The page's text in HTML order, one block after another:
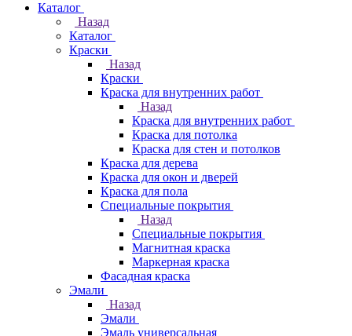
Каталог
Назад
Каталог
Краски
Назад
Краски
Краска для внутренних работ
Назад
Краска для внутренних работ
Краска для потолка
Краска для стен и потолков
Краска для дерева
Краска для окон и дверей
Краска для пола
Специальные покрытия
Назад
Специальные покрытия
Магнитная краска
Маркерная краска
Фасадная краска
Эмали
Назад
Эмали
Эмаль универсальная